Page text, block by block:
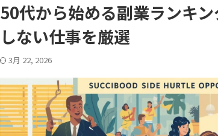
50代から始める副業ランキ
しない仕事を厳選
3月 22, 2026